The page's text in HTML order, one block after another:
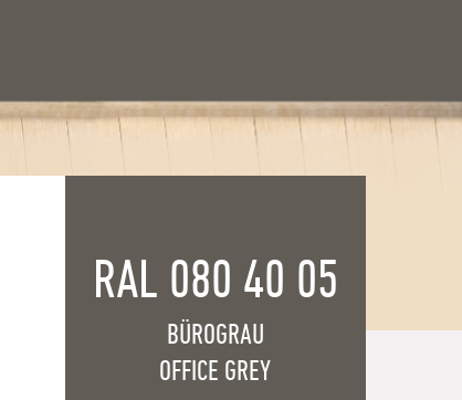
RAL 080 40 05
BÜROGRAU
OFFICE GREY